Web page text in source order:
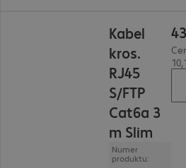
Kabel
kros.
RJ45
S/FTP
Cat6a 3
m Slim
Numer
produktu:
43